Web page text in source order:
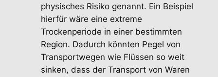
physisches Risiko genannt. Ein Beispiel
hierfür wäre eine extreme
Trockenperiode in einer bestimmten
Region. Dadurch könnten Pegel von
Transportwegen wie Flüssen so weit
sinken, dass der Transport von Waren